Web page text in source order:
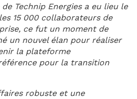
Technip Energies a eu lieu le
15 000 collaborateurs de
ce fut un moment de
un nouvel élan pour réaliser
la plateforme
pour la transition
robuste et une